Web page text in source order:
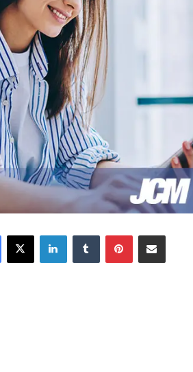
Facebook X Linkedin Tumblr Pinterest Partager par email